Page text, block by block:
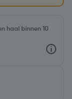
haal binnen 10